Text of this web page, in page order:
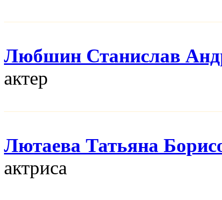
Любшин Станислав
актер
Лютаева Татьяна
актриса